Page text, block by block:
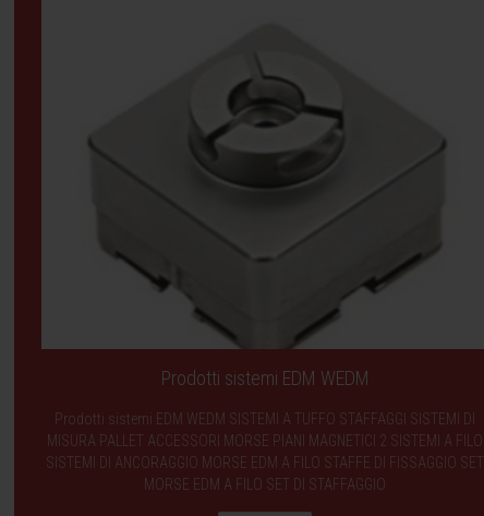
Prodotti sistemi EDM WEDM
Prodotti sistemi EDM WEDM SISTEMI A TUFFO STAFFAGGI SISTEMI DI
MISURA PALLET ACCESSORI MORSE PIANI MAGNETICI 2 SISTEMI A FILO
SISTEMI DI ANCORAGGIO MORSE EDM A FILO STAFFE DI FISSAGGIO SET
MORSE EDM A FILO SET DI STAFFAGGIO